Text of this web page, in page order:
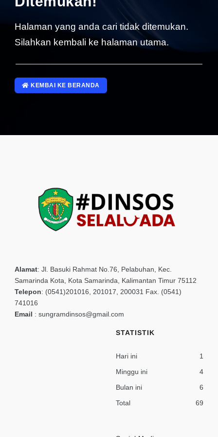
Halaman yang anda cari tidak ditemukan.
Silahkan kembali ke halaman utama.
KEMBAI KE BERANDA
Alamat: Jl. Basuki Rahmat No.76, Pelabuhan, Kec.
Samarinda Kota, Kota Samarinda, Kalimantan Timur 75112
Telepon: (0541)201016, 201017, 200031 Fax. (0541)
741016
Email : sungramdinsos@gmail.com
STATISTIK
Hari ini
1
Minggu ini
4
Bulan ini
6
Total
69